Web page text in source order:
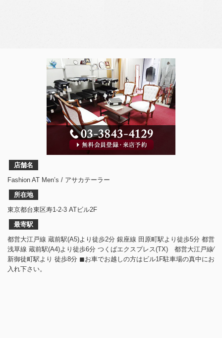
店舗名
Fashion AT Men’s / アサカテーラー
所在地
東京都台東区寿1-2-3 ATビル2F
最寄駅
都営大江戸線 蔵前駅(A5)より徒歩2分 銀座線 田原町駅より徒歩5分 都営
浅草線 蔵前駅(A4)より徒歩6分 つくばエクスプレス(TX) 都営大江戸線⁄
新御徒町駅より 徒歩8分 ◼︎お車でお越しの方はビル1F駐車場の真中にお
入れ下さい。